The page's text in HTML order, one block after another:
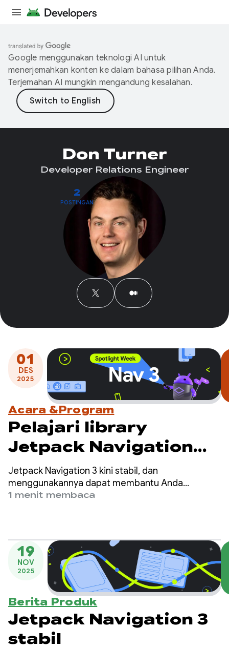
Google menggunakan teknologi AI untuk
menerjemahkan konten ke dalam bahasa pilihan Anda.
Terjemahan AI mungkin mengandung kesalahan.
2
POSTINGAN
Don Turner
Developer Relations Engineer
01
DES
2025
Acara &Program
Pelajari library
Jetpack Navigation
terbaru kami dengan
Nav3 Spotlight Week
Jetpack Navigation 3 kini stabil, dan
menggunakannya dapat membantu Anda
mengurangi utang teknis, memberikan pemisahan
1 menit membaca
19
NOV
2025
Berita Produk
Jetpack Navigation 3
stabil